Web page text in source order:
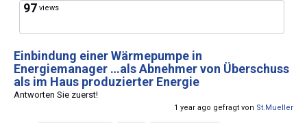
97 views
Einbindung einer Wärmepumpe in
Energiemanager …als Abnehmer von Überschuss
als im Haus produzierter Energie
Antworten Sie zuerst!
1 year ago gefragt von St.Mueller